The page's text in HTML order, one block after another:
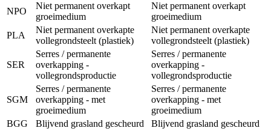
NPO
Niet permanent overkapt
groeimedium
Niet permanent overkapt
groeimedium
PLA
Niet permanent overkapte
vollegrondsteelt (plastiek)
Niet permanent overkapte
vollegrondsteelt (plastiek)
SER
Serres / permanente
overkapping -
vollegrondsproductie
Serres / permanente
overkapping -
vollegrondsproductie
SGM
Serres / permanente
overkapping - met
groeimedium
Serres / permanente
overkapping - met
groeimedium
BGG
Blijvend grasland gescheurd
Blijvend grasland gescheurd